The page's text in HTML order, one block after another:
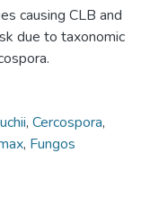
causing CLB and
due to taxonomic
, Cercospora,
, Fungos